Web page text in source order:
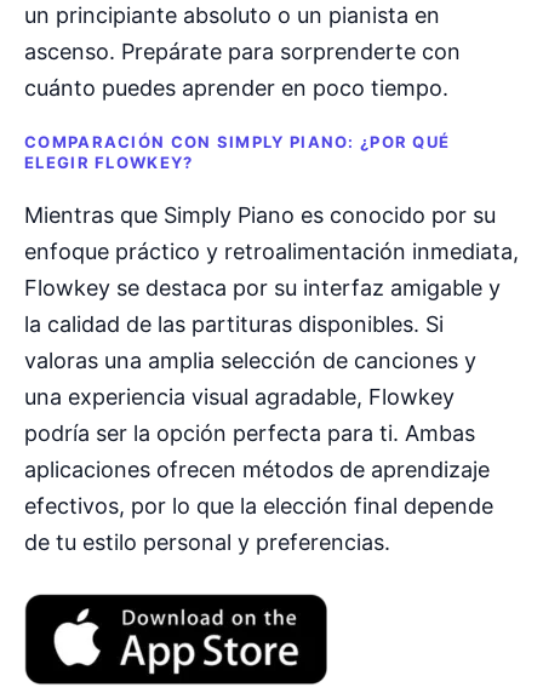
un principiante absoluto o un pianista en
ascenso. Prepárate para sorprenderte con
cuánto puedes aprender en poco tiempo.
COMPARACIÓN CON SIMPLY PIANO: ¿POR QUÉ
ELEGIR FLOWKEY?
Mientras que Simply Piano es conocido por su
enfoque práctico y retroalimentación inmediata,
Flowkey se destaca por su interfaz amigable y
la calidad de las partituras disponibles. Si
valoras una amplia selección de canciones y
una experiencia visual agradable, Flowkey
podría ser la opción perfecta para ti. Ambas
aplicaciones ofrecen métodos de aprendizaje
efectivos, por lo que la elección final depende
de tu estilo personal y preferencias.